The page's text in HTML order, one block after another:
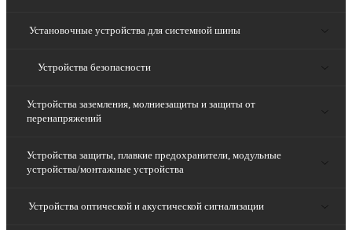
Установочные устройства для системной шины
Устройства безопасности
Устройства заземления, молниезащиты и защиты от
перенапряжений
Устройства защиты, плавкие предохранители, модульные
устройства/монтажные устройства
Устройства оптической и акустической сигнализации